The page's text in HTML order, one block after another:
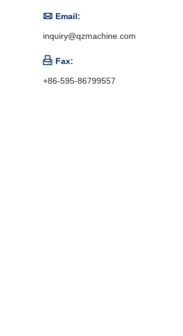
 Email:
inquiry@qzmachine.com
 Fax:
+86-595-86799557